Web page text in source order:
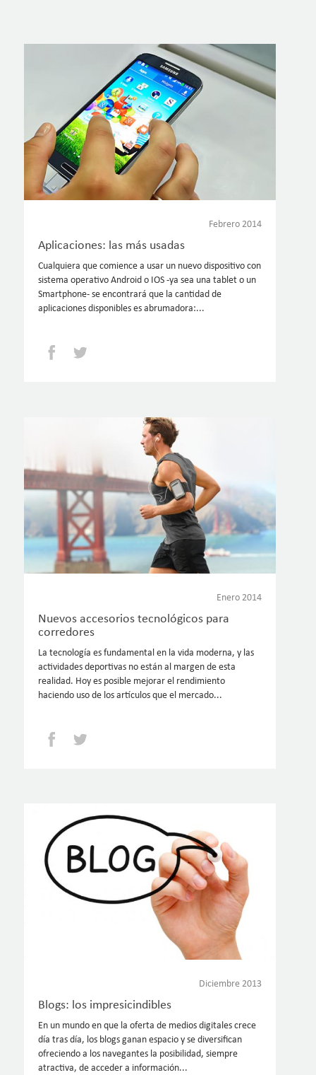
Febrero 2014
Aplicaciones: las más usadas
Cualquiera que comience a usar un nuevo dispositivo con
sistema operativo Android o IOS -ya sea una tablet o un
Smartphone- se encontrará que la cantidad de
aplicaciones disponibles es abrumadora:...
Facebook
Enero 2014
Nuevos accesorios tecnológicos para
corredores
La tecnología es fundamental en la vida moderna, y las
actividades deportivas no están al margen de esta
realidad. Hoy es posible mejorar el rendimiento
haciendo uso de los artículos que el mercado...
Facebook
Diciembre 2013
Blogs: los impresicindibles
En un mundo en que la oferta de medios digitales crece
día tras día, los blogs ganan espacio y se diversifican
ofreciendo a los navegantes la posibilidad, siempre
atractiva, de acceder a información...